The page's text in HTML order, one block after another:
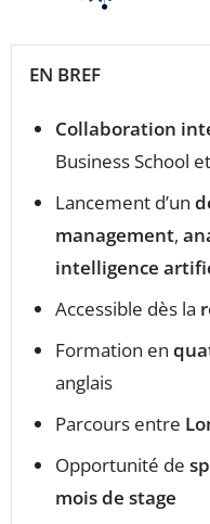
EN BREF
Collaboration
Business School et
Lancement d’un
management,
intelligence
Accessible dès la
Formation en
anglais
Parcours entre
Opportunité de
mois de stage